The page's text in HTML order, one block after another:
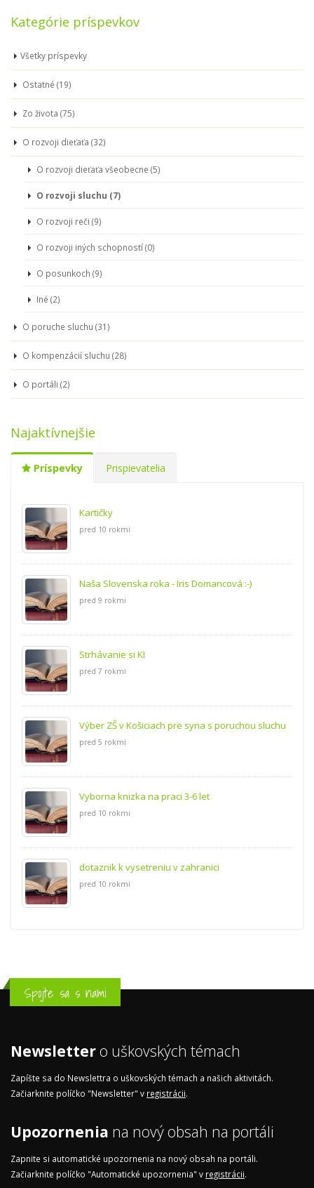
Kategórie príspevkov
Všetky príspevky
Ostatné (19)
Zo života (75)
O rozvoji dieťaťa (32)
O rozvoji dieťaťa všeobecne (5)
O rozvoji sluchu (7)
O rozvoji reči (9)
O rozvoji iných schopností (0)
O posunkoch (9)
Iné (2)
O poruche sluchu (31)
O kompenzácií sluchu (28)
O portáli (2)
Najaktívnejšie
Príspevky Prispievatelia
Kartičky
pred 10 rokmi
Naša Slovenska roka - Iris Domancová :-)
pred 9 rokmi
Strhávanie si KI
pred 7 rokmi
Výber ZŠ v Košiciach pre syna s poruchou sluchu
pred 5 rokmi
Vyborna knizka na praci 3-6 let
pred 10 rokmi
dotaznik k vysetreniu v zahranici
pred 10 rokmi
Spojte sa s nami
Newsletter o uškovských témach
Zapíšte sa do Newslettra o uškovských témach a našich aktivitách.
Začiarknite políčko "Newsletter" v registrácii.
Upozornenia na nový obsah na portáli
Zapnite si automatické upozornenia na nový obsah na portáli.
Začiarknite políčko "Automatické upozornenia" v registrácii.